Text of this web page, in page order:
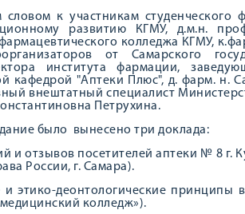
словом к участникам
развитию КГМУ, д.м.н.
колледжа КГМУ,
от Самарского
института фармации,
кафедрой "Аптеки Плюс", д. фарм. н.
внештатный специалист
Петрухина.
было вынесено три доклада:
и отзывов посетителей аптеки № 8 г.
России, г. Самара).
и этико-деонтологические
колледж»).